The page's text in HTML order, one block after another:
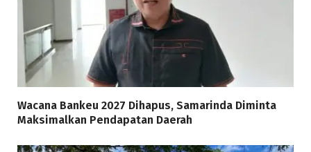
Wacana Bankeu 2027 Dihapus, Samarinda Diminta
Maksimalkan Pendapatan Daerah